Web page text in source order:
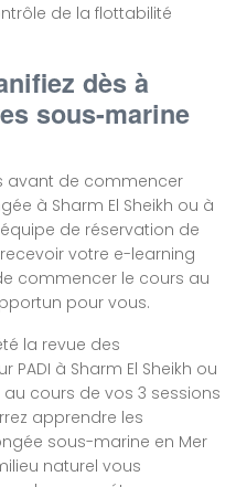
de la flottabilité
dès à
sous-marine
avant de commencer
à Sharm El Sheikh ou à
de réservation de
votre e-learning
commencer le cours au
pour vous.
la revue des
à Sharm El Sheikh ou
cours de vos 3 sessions
apprendre les
sous-marine en Mer
naturel vous